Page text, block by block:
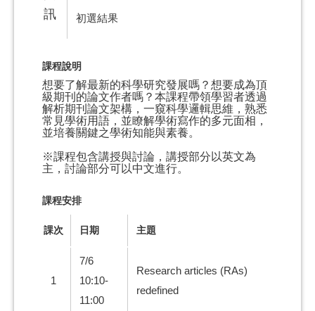
訊
初選結果
課程說明
想要了解最新的科學研究發展嗎？想要成為頂
級期刊的論文作者嗎？本課程帶領學習者透過
解析期刊論文架構，一窺科學邏輯思維，熟悉
常見學術用語，並瞭解學術寫作的多元面相，
並培養關鍵之學術知能與素養。
※課程包含講授與討論，講授部分以英文為
主，討論部分可以中文進行。
課程安排
課次 日期 主題
1
7/6
10:10-
11:00
Research articles (RAs)
redefined